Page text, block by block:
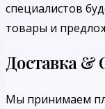
специалистов
товары и
Доставка &
Мы принимаем